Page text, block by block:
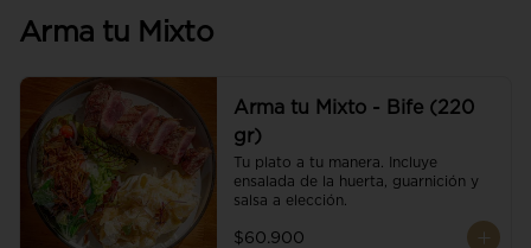
Arma tu Mixto
Arma tu Mixto - Bife (220
gr)
Tu plato a tu manera. Incluye
ensalada de la huerta, guarnición y
salsa a elección.
$60.900